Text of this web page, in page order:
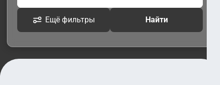
Ещё фильтры Найти